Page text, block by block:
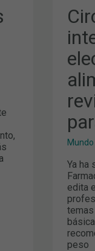
Mundo
Ya ha
edita
peso
DE
Y
Y
LA